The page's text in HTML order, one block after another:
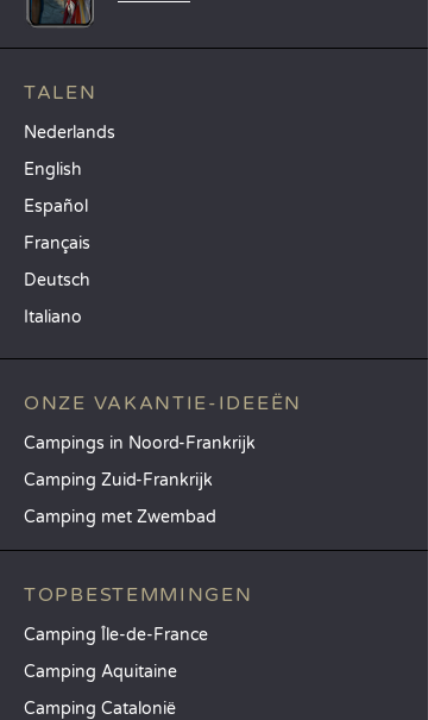
TALEN
Nederlands
English
Español
Français
Deutsch
Italiano
ONZE VAKANTIE-IDEEËN
Campings in Noord-Frankrijk
Camping Zuid-Frankrijk
Camping met Zwembad
TOPBESTEMMINGEN
Camping Île-de-France
Camping Aquitaine
Camping Catalonië